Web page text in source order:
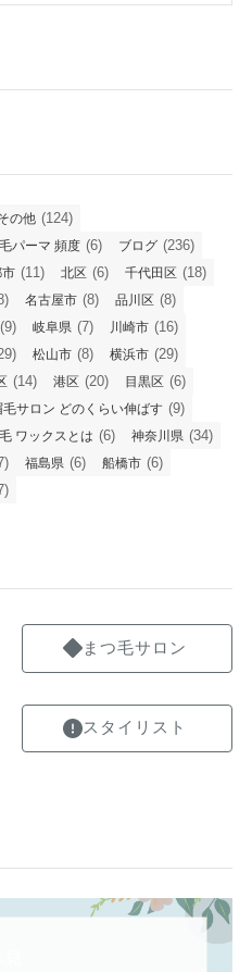
の他 (124)
パーマ 頻度 (6) ブログ (236)
(11) 北区 (6) 千代田区 (18)
名古屋市 (8) 品川区 (8)
(9) 岐阜県 (7) 川崎市 (16)
松山市 (8) 横浜市 (29)
(14) 港区 (20) 目黒区 (6)
毛サロン どのくらい伸ばす (9)
ワックスとは (6) 神奈川県 (34)
福島県 (6) 船橋市 (6)
まつ毛サロン
スタイリスト